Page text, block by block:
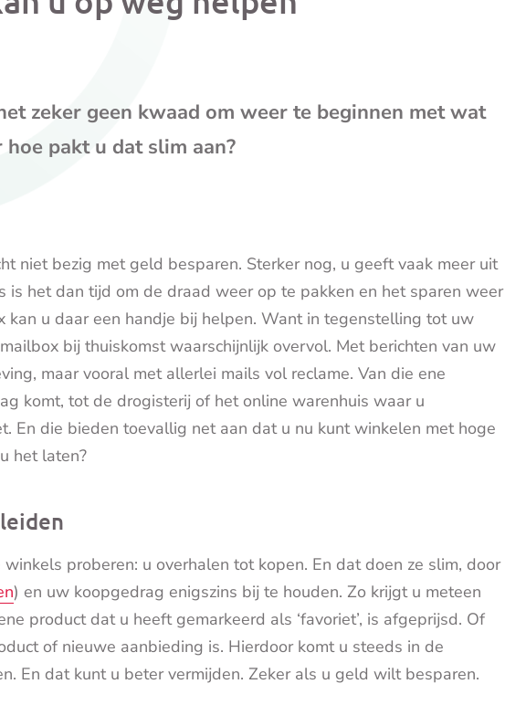
zeker geen kwaad om weer te beginnen met wat
pakt u dat slim aan?
niet bezig met geld besparen. Sterker nog, u geeft vaak meer uit
is het dan tijd om de draad weer op te pakken en het sparen weer
kan u daar een handje bij helpen. Want in tegenstelling tot uw
bij thuiskomst waarschijnlijk overvol. Met berichten van uw
maar vooral met allerlei mails vol reclame. Van die ene
komt, tot de drogisterij of het online warenhuis waar u
En die bieden toevallig net aan dat u nu kunt winkelen met hoge
het laten?
proberen: u overhalen tot kopen. En dat doen ze slim, door
) en uw koopgedrag enigszins bij te houden. Zo krijgt u meteen
product dat u heeft gemarkeerd als ‘favoriet’, is afgeprijsd. Of
of nieuwe aanbieding is. Hierdoor komt u steeds in de
En dat kunt u beter vermijden. Zeker als u geld wilt besparen.